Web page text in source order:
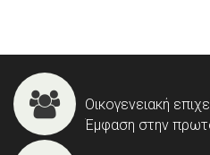
Οικογενειακή
Έμφαση στην